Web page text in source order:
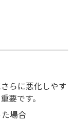
らに悪化しやす
要です。
場合